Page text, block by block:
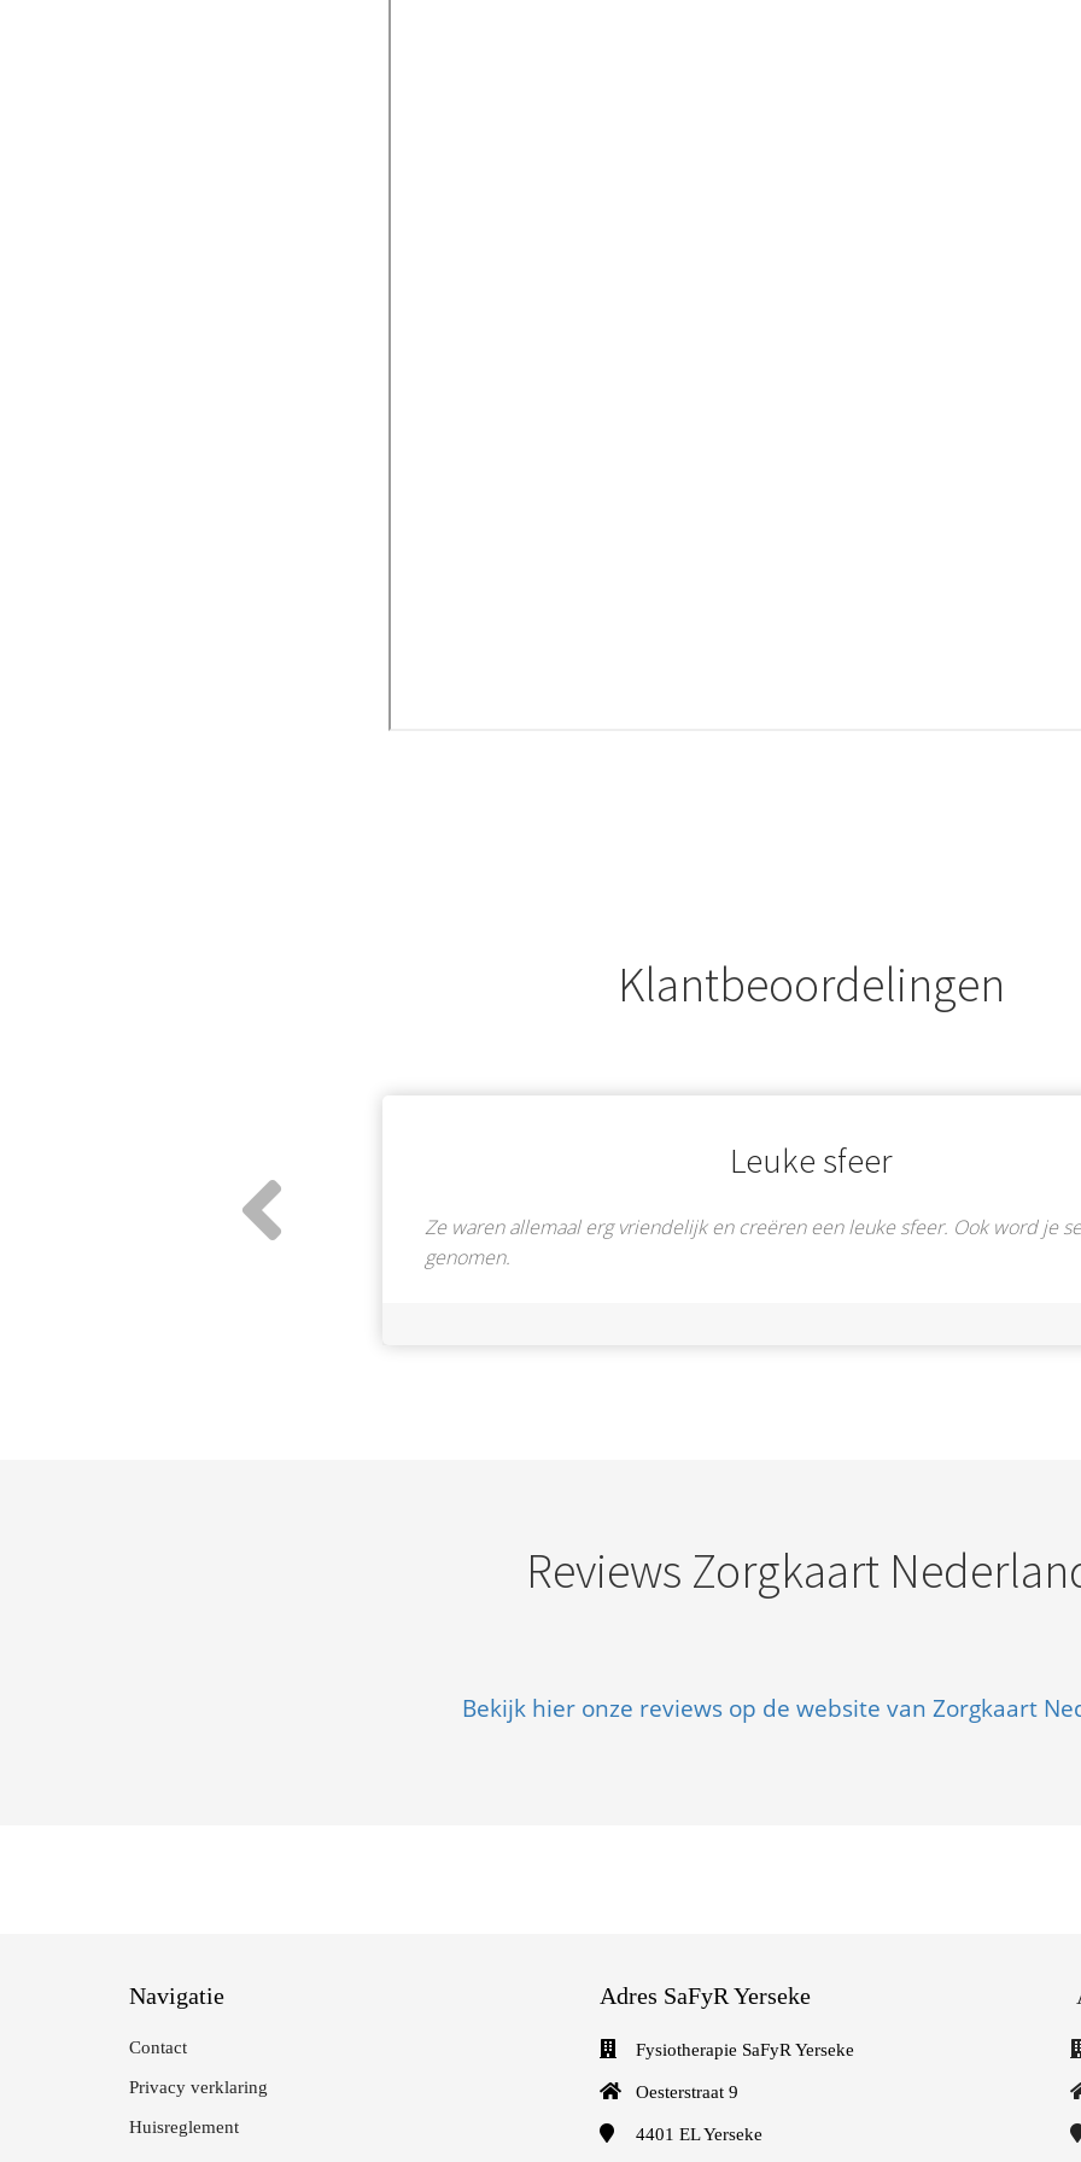
Klantbeoordelingen
Leuke sfeer
Ze waren allemaal erg vriendelijk en creëren een leuke sfeer. Ook word je
genomen.
Reviews Zorgkaart
Bekijk hier onze reviews op de website van Zorgkaart
Navigatie
Contact
Privacy verklaring
Huisreglement
Adres SaFyR Yerseke
Fysiotherapie SaFyR Yerseke
Oesterstraat 9
4401 ELYerseke